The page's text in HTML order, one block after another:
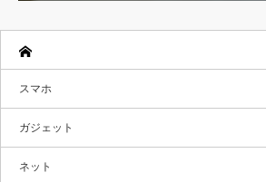
スマホ
ガジェット
ネット